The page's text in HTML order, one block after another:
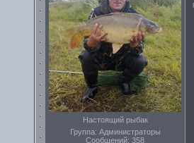
Настоящий рыбак
Группа: Администраторы
Сообщений: 358